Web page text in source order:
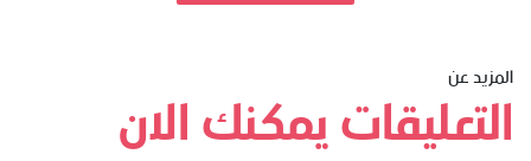
المزيد عن
التعليقات يمكنك الان